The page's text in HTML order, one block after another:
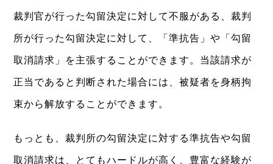
裁判官が行った勾留決定に対して不服がある、裁判
所が行った勾留決定に対して、「準抗告」や「勾留
取消請求」を主張することができます。当該請求が
正当であると判断された場合には、被疑者を身柄拘
束から解放することができます。
もっとも、裁判所の勾留決定に対する準抗告や勾留
取消請求は、とてもハードルが高く、豊富な経験が